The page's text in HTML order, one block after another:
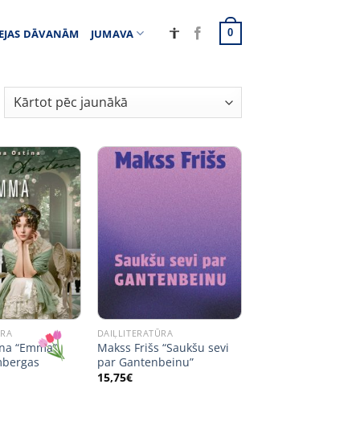
DĀVANĀM JUMAVA 0
“Emma”
DAIĻLITERATŪRA
Makss Frišs “Saukšu sevi
par Gantenbeinu”
15,75€